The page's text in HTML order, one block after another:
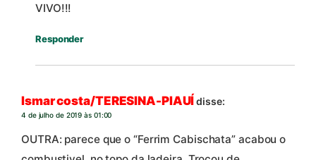
VIVO!!!
Responder
Ismar costa/TERESINA-PIAUÍdisse:
4 de julho de 2019 às 01:00
OUTRA: parece que o “Ferrim Cabischata” acabou o